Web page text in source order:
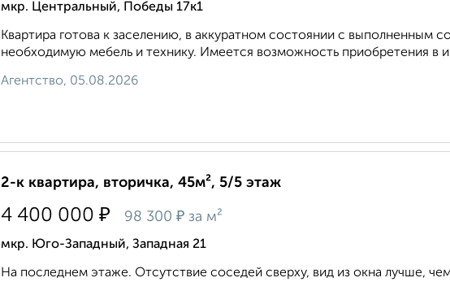
мкр. Центральный, Победы 17к1
Квартира готова к заселению, в аккуратном состоянии с
необходимую мебель и технику. Имеется возможность приобретения в
Агентство, 05.08.2026
2-к квартира, вторичка, 45м², 5/5 этаж
4 400 000 ₽ 98 300 ₽ за м²
мкр. Юго-Западный, Западная 21
На последнем этаже. Отсутствие соседей сверху, вид из окна лучше,